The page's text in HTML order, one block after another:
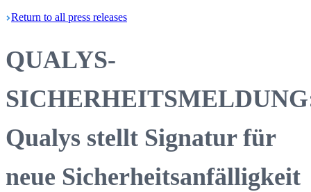
Return to all press releases
QUALYS-
Qualys stellt Signatur für
neue Sicherheitsanfälligkeit